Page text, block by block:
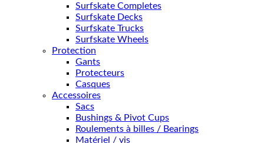
Surfskate Completes
Surfskate Decks
Surfskate Trucks
Surfskate Wheels
Protection
Gants
Protecteurs
Casques
Accessoires
Sacs
Bushings & Pivot Cups
Roulements à billes / Bearings
Matériel / vis